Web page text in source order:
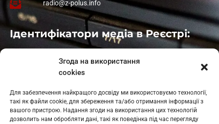
Згода на використання
cookies
Для забезпечення найкращого досвіду ми використовуємо технології,
такі як файли cookie, для збереження та/або отримання інформації з
вашого пристрою. Надання згоди на використання цих технологій
дозволить нам обробляти дані, такі як поведінка під час перегляду
radio@z-polus.info
Ідентифікатори медіа в Реєстрі:
: L11-01410
: L11-01801
Косів: L11-01805
Гарасимів: L11-02274